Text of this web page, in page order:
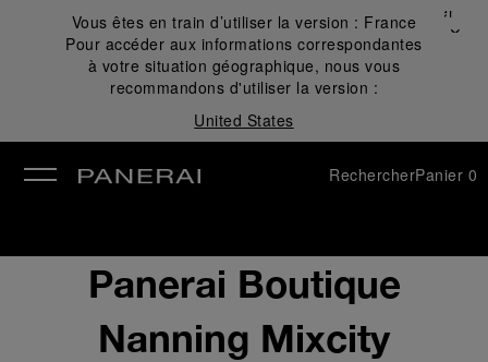
Vous êtes en train d’utiliser la version : France
Pour accéder aux informations correspondantes
à votre situation géographique, nous vous
recommandons d'utiliser la version :
United States
Fermer
✕
RechercherPanier 0
Panerai Boutique
Nanning Mixcity